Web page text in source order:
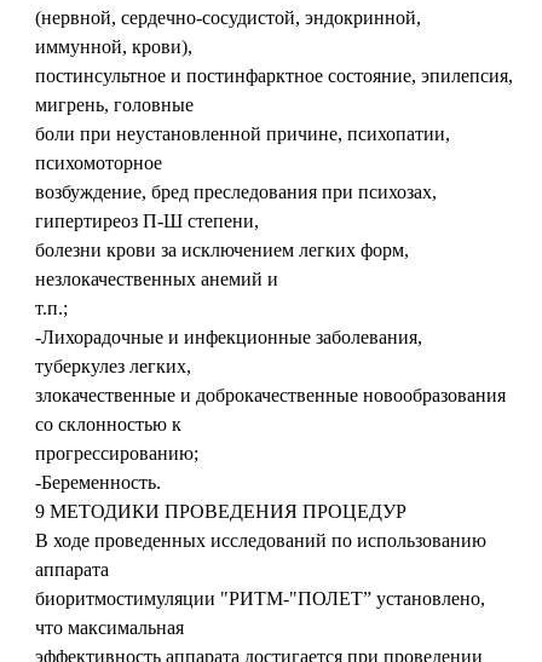
(нервной, сердечно-сосудистой, эндокринной,
иммунной, крови),
постинсультное и постинфарктное состояние, эпилепсия,
мигрень, головные
боли при неустановленной причине, психопатии,
психомоторное
возбуждение, бред преследования при психозах,
гипертиреоз П-Ш степени,
болезни крови за исключением легких форм,
незлокачественных анемий и
т.п.;
-Лихорадочные и инфекционные заболевания,
туберкулез легких,
злокачественные и доброкачественные новообразования
со склонностью к
прогрессированию;
-Беременность.
9 МЕТОДИКИ ПРОВЕДЕНИЯ ПРОЦЕДУР
В ходе проведенных исследований по использованию
аппарата
биоритмостимуляции "РИТМ-"ПОЛЕТ” установлено,
что максимальная
эффективность аппарата достигается при проведении